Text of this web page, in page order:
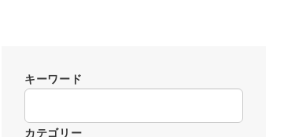
キーワード
カテゴリー